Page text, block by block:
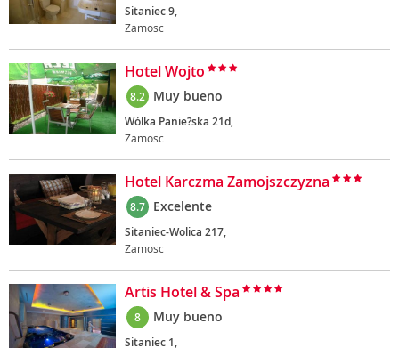
Sitaniec 9,
Zamosc
Hotel Wojto
8.2 Muy bueno
Wólka Panie?ska 21d,
Zamosc
Hotel Karczma Zamojszczyzna
8.7 Excelente
Sitaniec-Wolica 217,
Zamosc
Artis Hotel & Spa
8 Muy bueno
Sitaniec 1,